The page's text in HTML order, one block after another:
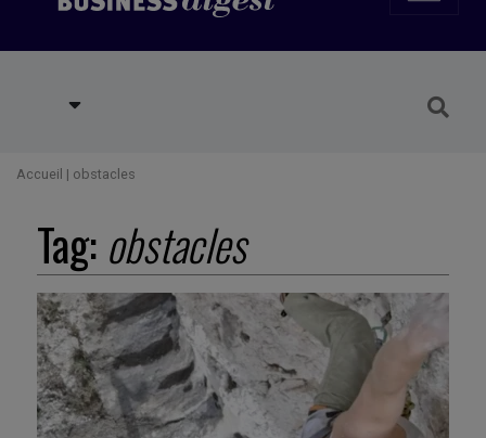
Accueil | obstacles
Tag: obstacles